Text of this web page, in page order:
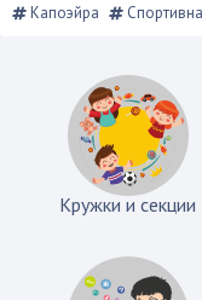
Капоэйра
Кружки и секции